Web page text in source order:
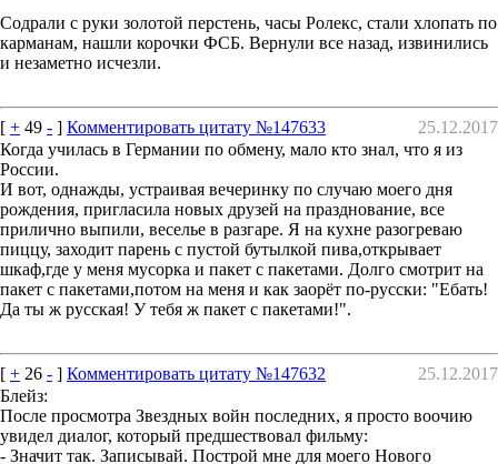
Содрали с руки золотой перстень, часы Ролекс, стали хлопать по
карманам, нашли корочки ФСБ. Вернули все назад, извинились
и незаметно исчезли.
[ + 49 - ] Комментировать цитату №147633
25.12.2017
Когда училась в Германии по обмену, мало кто знал, что я из
России.
И вот, однажды, устраивая вечеринку по случаю моего дня
рождения, пригласила новых друзей на празднование, все
прилично выпили, веселье в разгаре. Я на кухне разогреваю
пиццу, заходит парень с пустой бутылкой пива,открывает
шкаф,где у меня мусорка и пакет с пакетами. Долго смотрит на
пакет с пакетами,потом на меня и как заорёт по-русски: "Ебать!
Да ты ж русская! У тебя ж пакет с пакетами!".
[ + 26 - ] Комментировать цитату №147632
25.12.2017
Блейз:
После просмотра Звездных войн последних, я просто воочию
увидел диалог, который предшествовал фильму:
- Значит так. Записывай. Построй мне для моего Нового